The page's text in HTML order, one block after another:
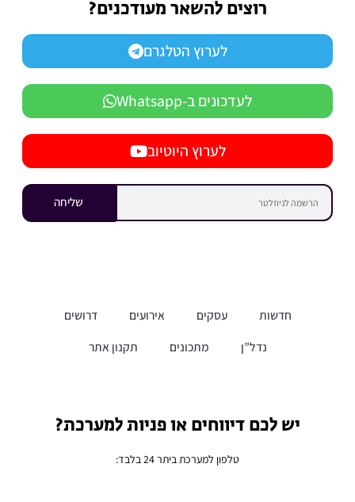
רוצים להשאר מעודכנים?
לערוץ הטלגרם
לעדכונים ב-Whatsapp
לערוץ היוטיוב
שליחה
חדשות עסקים אירועים
דרושים
נדל”ן
מתכונים תקנון אתר
יש לכם דיווחים או פניות למערכת?
טלפון למערכת ביתר 24 בלבד: